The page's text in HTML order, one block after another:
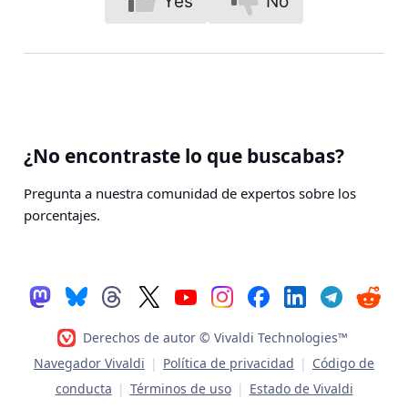
¿No encontraste lo que buscabas?
Pregunta a nuestra comunidad de expertos sobre los
porcentajes.
Derechos de autor © Vivaldi Technologies™
Navegador Vivaldi | Política de privacidad | Código de
conducta | Términos de uso | Estado de Vivaldi